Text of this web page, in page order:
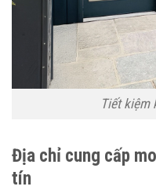
Tiết kiệm
Địa chỉ cung cấp
tín